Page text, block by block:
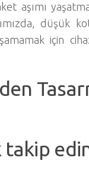
aşımı
düşük
için
takip